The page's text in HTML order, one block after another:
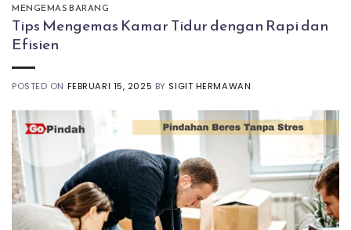
MENGEMAS BARANG
Tips Mengemas Kamar Tidur dengan Rapi dan
Efisien
POSTED ON FEBRUARI 15, 2025 BY SIGIT HERMAWAN